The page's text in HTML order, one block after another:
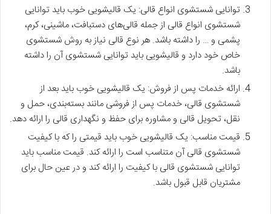
توانایی شستشوی انواع قالی: یک قالیشویی خوب باید توانایی
شستشوی انواع قالی از جمله قالی‌های دستبافت، ماشینی، کرم،
پشمی و … را داشته باشد. هر نوع قالی نیاز به روش شستشوی
خاص خود دارد و قالیشویی باید توانایی شستشوی آن را داشته
باشد.
ارائه خدمات پس از فروش: یک قالیشویی خوب باید بعد از
شستشوی قالی، خدمات پس از فروشی مانند بسته‌بندی، حمل و
نقل، تحویل قالی و مشاوره برای حفظ و نگهداری قالی را ارائه دهد.
قیمت مناسب: یک قالیشویی خوب باید قیمتی را که با کیفیت
شستشوی قالی آن متناسب است را ارائه کند. قیمت مناسب باید
توانایی شستشوی قالی با کیفیت را ارائه کند و در عین حال برای
مشتریان قابل قبول باشد.